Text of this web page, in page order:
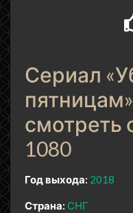
Сериал
смотреть
1080
Год выхода: 2018
Страна: СНГ